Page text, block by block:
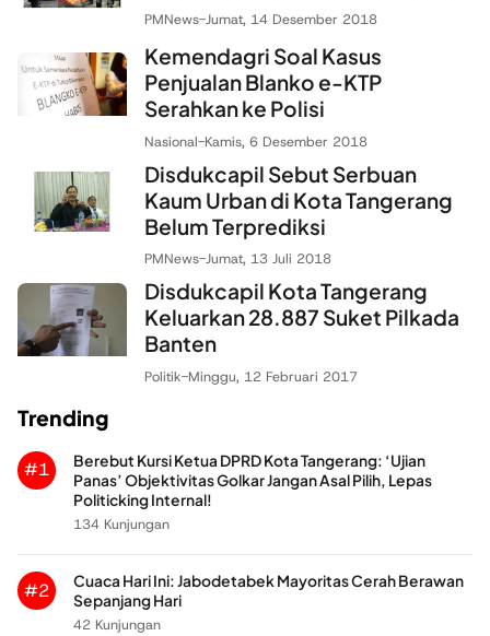
PMNews-Jumat, 14 Desember 2018
Kemendagri Soal Kasus
Penjualan Blanko e-KTP
Serahkan ke Polisi
Nasional-Kamis, 6 Desember 2018
Disdukcapil Sebut Serbuan
Kaum Urban di Kota Tangerang
Belum Terprediksi
PMNews-Jumat, 13 Juli 2018
Disdukcapil Kota Tangerang
Keluarkan 28.887 Suket Pilkada
Banten
Politik-Minggu, 12 Februari 2017
Trending
#1
Berebut Kursi Ketua DPRD Kota Tangerang: ‘Ujian
Panas’ Objektivitas Golkar Jangan Asal Pilih, Lepas
Politicking Internal!
134 Kunjungan
#2
Cuaca Hari Ini: Jabodetabek Mayoritas Cerah Berawan
Sepanjang Hari
42 Kunjungan